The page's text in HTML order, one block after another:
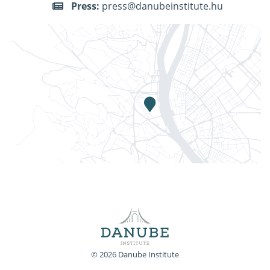
Press: press@danubeinstitute.hu
© 2026 Danube Institute